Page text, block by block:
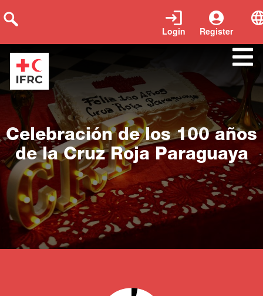
Register
Login
Celebración de los 100 años
de la Cruz Roja Paraguaya